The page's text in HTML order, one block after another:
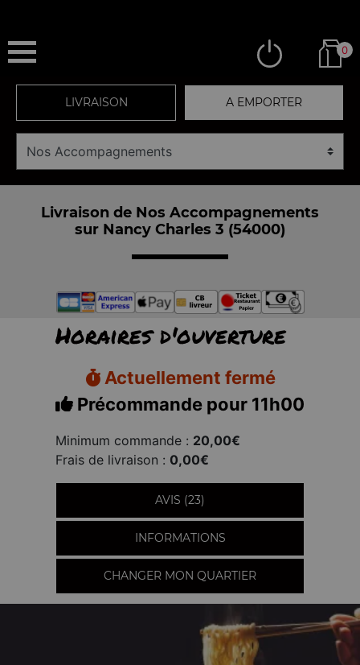
0
LIVRAISON A EMPORTER
Livraison de Nos Accompagnements
sur Nancy Charles 3 (54000)
Horaires d'ouverture
Actuellement fermé
Précommande pour 11h00
Minimum commande : 20,00€
Frais de livraison : 0,00€
AVIS (23)
INFORMATIONS
CHANGER MON QUARTIER